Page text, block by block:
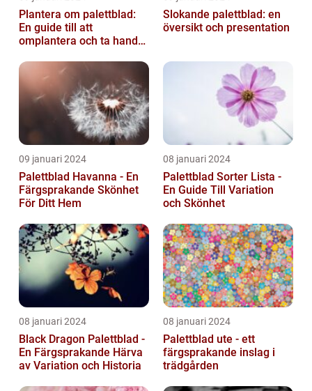
Plantera om palettblad:
En guide till att
omplantera och ta hand
Slokande palettblad: en
översikt och presentation
09 januari 2024
Palettblad Havanna - En
Färgsprakande Skönhet
För Ditt Hem
08 januari 2024
Palettblad Sorter Lista -
En Guide Till Variation
och Skönhet
08 januari 2024
Black Dragon Palettblad -
En Färgsprakande Härva
av Variation och Historia
08 januari 2024
Palettblad ute - ett
färgsprakande inslag i
trädgården